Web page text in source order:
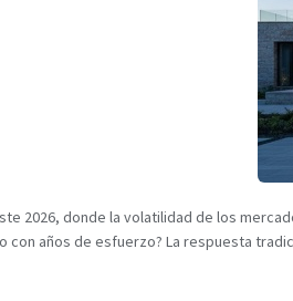
2026, donde la volatilidad de los
años de esfuerzo? La respuesta